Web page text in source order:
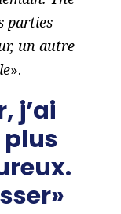
parties
un autre
».
j’ai